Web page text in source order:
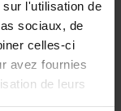
l'utilisation de
sociaux, de
celles-ci
avez fournies
de leurs